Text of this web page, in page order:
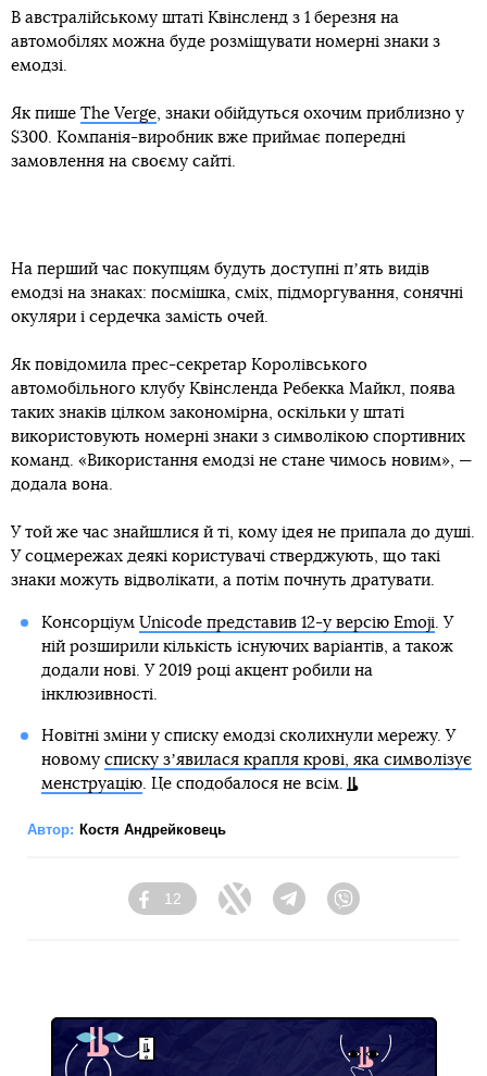
В австралійському штаті Квінсленд з 1 березня на
автомобілях можна буде розміщувати номерні знаки з
емодзі.
Як пише The Verge , знаки обійдуться охочим приблизно у
$300. Компанія-виробник вже приймає попередні
замовлення на своєму сайті.
На перший час покупцям будуть доступні пʼять видів
емодзі на знаках: посмішка, сміх, підморгування, сонячні
окуляри і сердечка замість очей.
Як повідомила прес-секретар Королівського
автомобільного клубу Квінсленда Ребекка Майкл, поява
таких знаків цілком закономірна, оскільки у штаті
використовують номерні знаки з символікою спортивних
команд. «Використання емодзі не стане чимось новим», —
додала вона.
У той же час знайшлися й ті, кому ідея не припала до душі.
У соцмережах деякі користувачі стверджують, що такі
знаки можуть відволікати, а потім почнуть дратувати.
Консорціум Unicode представив 12-у версію Emoji . У
ній розширили кількість існуючих варіантів, а також
додали нові. У 2019 році акцент робили на
інклюзивності.
Новітні зміни у списку емодзі сколихнули мережу. У
новому списку зʼявилася крапля крові, яка символізує
менструацію. Це сподобалося не всім.
Автор: Костя Андрейковець
Facebook
12
Twitter TelegramViber